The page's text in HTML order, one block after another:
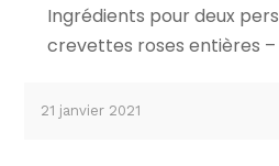
Ingrédients pour deux
crevettes roses entières –
21 janvier 2021